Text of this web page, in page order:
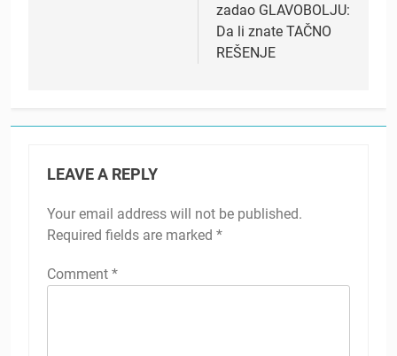
zadao GLAVOBOLJU:
Da li znate TAČNO
REŠENJE
LEAVE A REPLY
Your email address will not be published.
Required fields are marked *
Comment *